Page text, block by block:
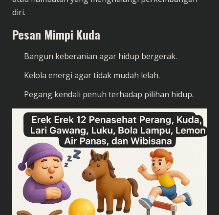
diri.
Pesan Mimpi Kuda
Bangun keberanian agar hidup bergerak.
Kelola energi agar tidak mudah lelah.
Pegang kendali penuh terhadap pilihan hidup.